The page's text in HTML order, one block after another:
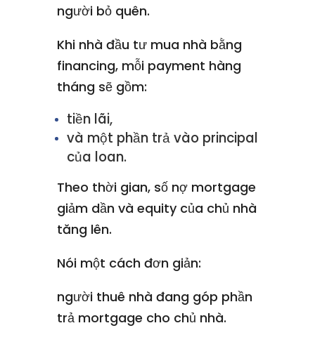
người bỏ quên.
Khi nhà đầu tư mua nhà bằng
financing, mỗi payment hàng
tháng sẽ gồm:
tiền lãi,
và một phần trả vào principal
của loan.
Theo thời gian, số nợ mortgage
giảm dần và equity của chủ nhà
tăng lên.
Nói một cách đơn giản:
người thuê nhà đang góp phần
trả mortgage cho chủ nhà.